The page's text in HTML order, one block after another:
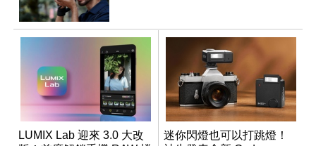
LUMIX Lab 迎來 3.0 大改
迷你閃燈也可以打跳燈！